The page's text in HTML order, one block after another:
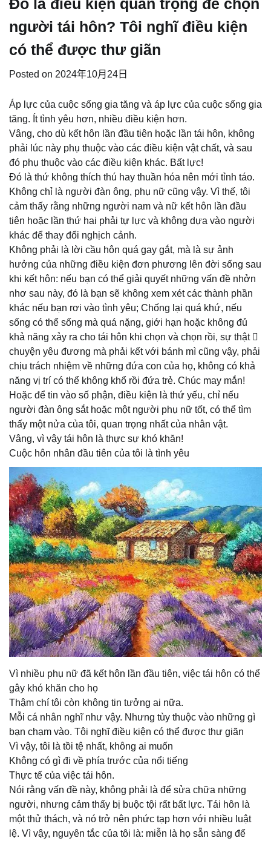
Đó là điều kiện quan trọng để chọn
người tái hôn? Tôi nghĩ điều kiện
có thể được thư giãn
Posted on 2024年10月24日
Áp lực của cuộc sống gia tăng và áp lực của cuộc sống gia
tăng. Ít tình yêu hơn, nhiều điều kiện hơn.
Vâng, cho dù kết hôn lần đầu tiên hoặc lần tái hôn, không
phải lúc này phụ thuộc vào các điều kiện vật chất, và sau
đó phụ thuộc vào các điều kiện khác. Bất lực!
Đó là thứ không thích thú hay thuần hóa nên mới tỉnh táo.
Không chỉ là người đàn ông, phụ nữ cũng vậy. Vì thế, tôi
cảm thấy rằng những người nam và nữ kết hôn lần đầu
tiên hoặc lần thứ hai phải tự lực và không dựa vào người
khác để thay đổi nghịch cảnh.
Không phải là lời cầu hôn quá gay gắt, mà là sự ảnh
hưởng của những điều kiện đơn phương lên đời sống sau
khi kết hôn: nếu bạn có thể giải quyết những vấn đề nhởn
nhơ sau này, đó là bạn sẽ không xem xét các thành phần
khác nếu bạn rơi vào tình yêu; Chống lại quá khứ, nếu
sống có thể sống mà quá nặng, giới hạn hoặc không đủ
khả năng xảy ra cho tái hôn khi chọn và chọn rồi, sự thật 
chuyện yêu đương mà phải kết với bánh mì cũng vậy, phải
chịu trách nhiệm về những đứa con của họ, không có khả
năng vị trí có thể không khổ rồi đứa trẻ. Chúc may mắn!
Hoặc để tin vào số phận, điều kiện là thứ yếu, chỉ nếu
người đàn ông sắt hoặc một người phụ nữ tốt, có thể tìm
thấy một nửa của tôi, quan trọng nhất của nhân vật.
Vâng, vì vậy tái hôn là thực sự khó khăn!
Cuộc hôn nhân đầu tiên của tôi là tình yêu
Vì nhiều phụ nữ đã kết hôn lần đầu tiên, việc tái hôn có thể
gây khó khăn cho họ
Thậm chí tôi còn không tin tưởng ai nữa.
Mỗi cá nhân nghĩ như vậy. Nhưng tùy thuộc vào những gì
bạn chạm vào. Tôi nghĩ điều kiện có thể được thư giãn
Vì vậy, tôi là tồi tệ nhất, không ai muốn
Không có gì đi về phía trước của nổi tiếng
Thực tế của việc tái hôn.
Nói rằng vấn đề này, không phải là để sửa chữa những
người, nhưng cảm thấy bị buộc tội rất bất lực. Tái hôn là
một thử thách, và nó trở nên phức tạp hơn với nhiều luật
lệ. Vì vậy, nguyên tắc của tôi là: miễn là họ sẵn sàng để